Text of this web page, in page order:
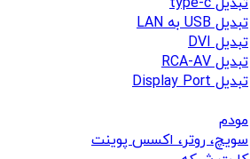
تبدیل USB به LAN
تبدیل DVI
تبدیل RCA-AV
تبدیل Display Port
مودم
سویچ، روتر، اکسس پوینت